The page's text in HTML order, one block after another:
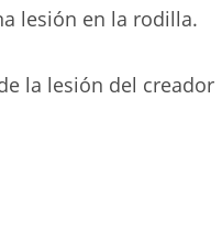
lesión en la rodilla.
la lesión del creador